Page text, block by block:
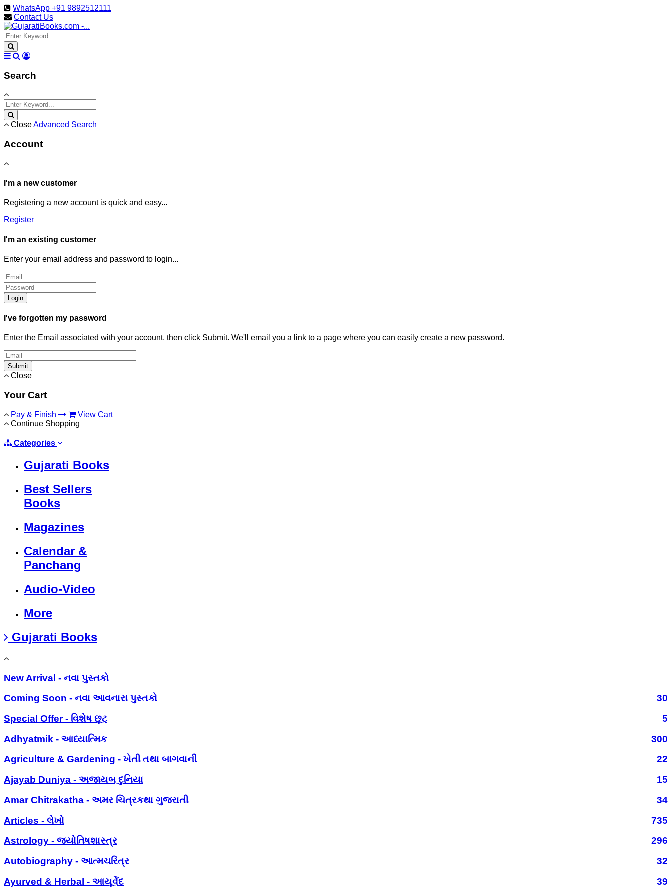
WhatsApp +91 9892512111
Contact Us
Search
CloseAdvanced Search
Account
I'm a new customer
Registering a new account is quick and easy...
Register
I'm an existing customer
Enter your email address and password to login...
Login
I've forgotten my password
Enter the Email associated with your account, then click Submit. We'll email you a link to a page where you can easily create a new password.
Submit
Close
Your Cart
Pay & Finish
View Cart
Continue Shopping
Categories
Gujarati Books
Best Sellers
Books
Magazines
Calendar &
Panchang
Audio-Video
More
Gujarati Books
New Arrival - નવા પુસ્તકો
Coming Soon - નવા આવનારા પુસ્તકો
30
Special Offer - વિશેષ છૂટ
5
Adhyatmik - આધ્યાત્મિક
300
Agriculture & Gardening - ખેતી તથા બાગવાની
22
Ajayab Duniya - અજાયબ દુનિયા
15
Amar Chitrakatha - અમર ચિત્રકથા ગુજરાતી
34
Articles - લેખો
735
Astrology - જ્યોતિષશાસ્ત્ર
296
Autobiography - આત્મચરિત્ર
32
Ayurved & Herbal - આયૂર્વેદ
39